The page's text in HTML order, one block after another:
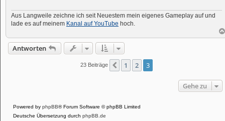
Aus Langweile zeichne ich seit Neuestem mein eigenes Gameplay auf und
lade es auf meinem Kanal auf YouTube hoch.
Antworten
23 Beiträge Vorherige
1 2 3
Gehe zu
Powered by phpBB® Forum Software © phpBB Limited
Deutsche Übersetzung durch phpBB.de